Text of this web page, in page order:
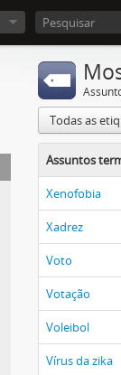
Todas as
Assuntos
Xenofobia
Xadrez
Voto
Votação
Voleibol
Vírus da zika